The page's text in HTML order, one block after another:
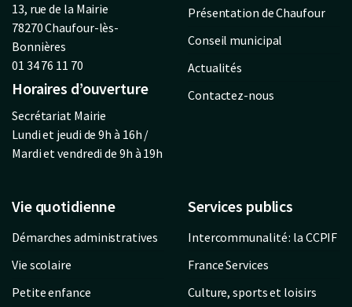
13, rue de la Mairie
78270 Chaufour-lès-
Bonnières
01 34 76 11 70
Horaires d’ouverture
Secrétariat Mairie
Lundi et jeudi de 9h à 16h /
Mardi et vendredi de 9h à 19h
Présentation de Chaufour
Conseil municipal
Actualités
Contactez-nous
Vie quotidienne
Démarches administratives
Vie scolaire
Petite enfance
Services publics
Intercommunalité : la CCPIF
France Services
Culture, sports et loisirs